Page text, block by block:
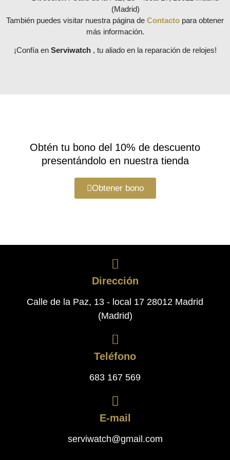
(Madrid)
También puedes visitar nuestra página de Contacto para obtener
más información.
¡Confía en Serviwatch , tu aliado en la reparación de relojes!
Obtén tu bono del 10% de descuento
presentándolo en nuestra tienda
Obtener bono
Dirección
Calle de la Paz, 13 - local 17 28012 Madrid
(Madrid)
Teléfono
683 167 569
E-mail
serviwatch@gmail.com